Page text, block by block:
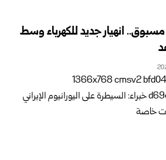
انهيار جديد للكهرباء وسط